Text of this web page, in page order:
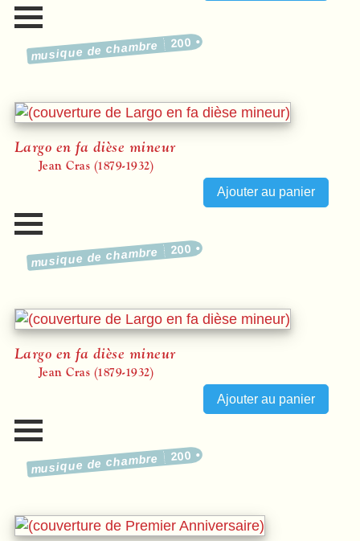
musique de chambre 200
Largo en fa dièse mineur
Jean Cras (1879-1932)
musique de chambre 200
Largo en fa dièse mineur
Jean Cras (1879-1932)
musique de chambre 200